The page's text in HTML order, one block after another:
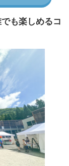
も楽しめるコ